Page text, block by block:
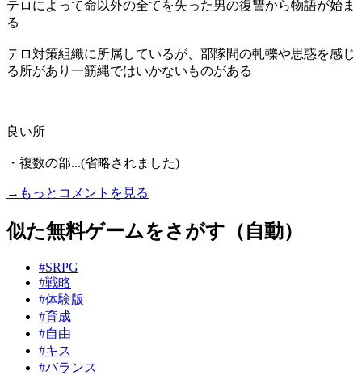
テロによって命以外の全てを失った男の復讐から物語が始ま
る
テロ対策組織に所属しているが、部隊間の軋轢や思惑を感じ
る所があり一筋縄ではいかないものがある
良い所
・複数の部...(省略されました)
→もっとコメントを見る
似た無料ゲームをさがす（自動）
#SRPG
#戦略
#体験版
#育成
#自由
#キス
#バランス